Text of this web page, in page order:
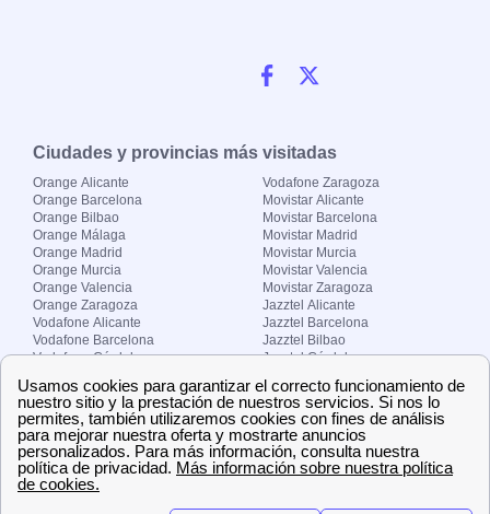
Ciudades y provincias más visitadas
Orange Alicante
Orange Barcelona
Orange Bilbao
Orange Málaga
Orange Madrid
Orange Murcia
Orange Valencia
Orange Zaragoza
Vodafone Alicante
Vodafone Barcelona
Vodafone Córdoba
Vodafone Madrid
Vodafone Murcia
Vodafone Valencia
Vodafone Zaragoza
Movistar Alicante
Movistar Barcelona
Movistar Madrid
Movistar Murcia
Movistar Valencia
Movistar Zaragoza
Jazztel Alicante
Jazztel Barcelona
Jazztel Bilbao
Jazztel Córdoba
Jazztel Málaga
Jazztel Valencia
Jazztel Zaragoza
Sobre Zona-internet.com
¿Quiénes somos?